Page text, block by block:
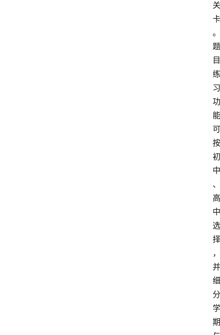
关
卡
。
题
目
练
习
功
能
可
按
初
中
、
高
中
选
择
，
并
细
分
学
期